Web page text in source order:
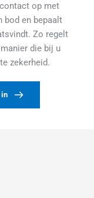
op met
bod en bepaalt
Zo regelt
die bij u
zekerheid.